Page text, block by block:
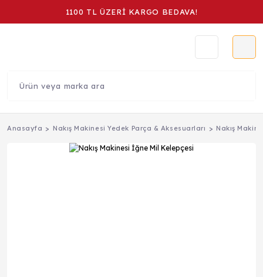
1100 TL ÜZERİ KARGO BEDAVA!
Anasayfa Nakış Makinesi Yedek Parça & Aksesuarları Nakış